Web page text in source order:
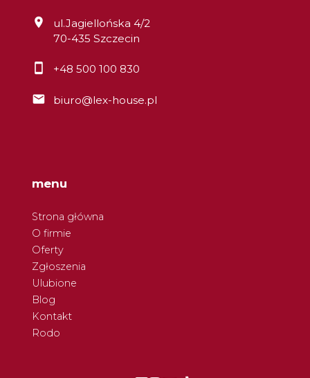
ul.Jagiellońska 4/2
70-435 Szczecin
+48 500 100 830
biuro@lex-house.pl
menu
Strona główna
O firmie
Oferty
Zgłoszenia
Ulubione
Blog
Kontakt
Rodo